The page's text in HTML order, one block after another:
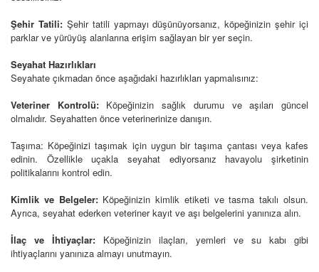
Şehir Tatili:Şehir tatili yapmayı düşünüyorsanız, köpeğinizin şehir içi
parklar ve yürüyüş alanlarına erişim sağlayan bir yer seçin.
Seyahat Hazırlıkları
Seyahate çıkmadan önce aşağıdaki hazırlıkları yapmalısınız:
Veteriner Kontrolü:Köpeğinizin sağlık durumu ve aşıları güncel
olmalıdır. Seyahatten önce veterinerinize danışın.
Taşıma: Köpeğinizi taşımak için uygun bir taşıma çantası veya kafes
edinin. Özellikle uçakla seyahat ediyorsanız havayolu şirketinin
politikalarını kontrol edin.
Kimlik ve Belgeler:Köpeğinizin kimlik etiketi ve tasma takılı olsun.
Ayrıca, seyahat ederken veteriner kayıt ve aşı belgelerini yanınıza alın.
İlaç ve İhtiyaçlar: Köpeğinizin ilaçları, yemleri ve su kabı gibi
ihtiyaçlarını yanınıza almayı unutmayın.